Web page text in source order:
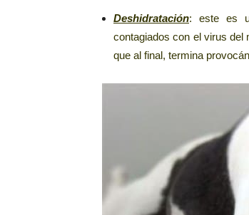
Deshidratación: este es
contagiados con el virus del
que al final, termina